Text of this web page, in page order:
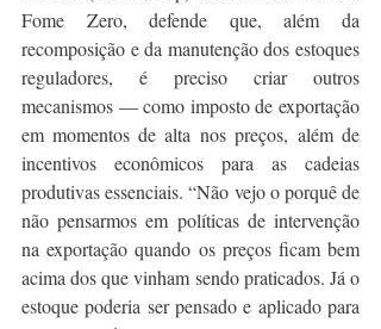
Fome Zero, defende que, além da
recomposição e da manutenção dos estoques
reguladores, é preciso criar outros
mecanismos — como imposto de exportação
em momentos de alta nos preços, além de
incentivos econômicos para as cadeias
produtivas essenciais. “Não vejo o porquê de
não pensarmos em políticas de intervenção
na exportação quando os preços ficam bem
acima dos que vinham sendo praticados. Já o
estoque poderia ser pensado e aplicado para